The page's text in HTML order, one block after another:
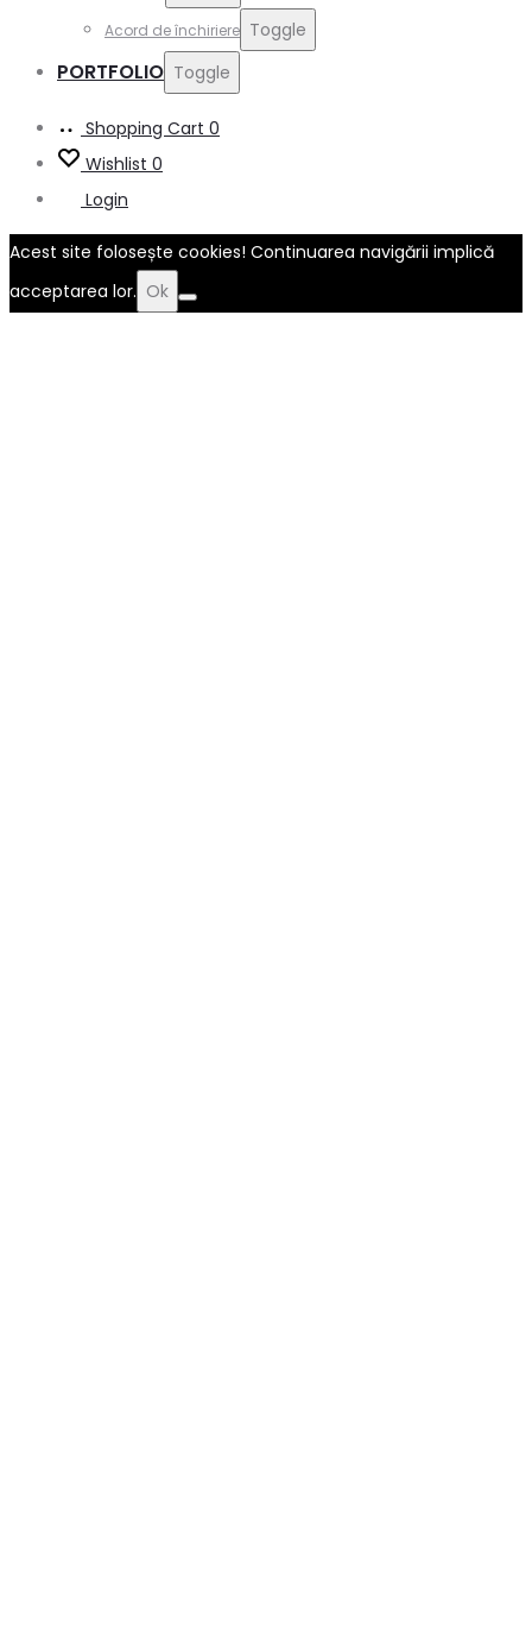
Acord de închiriere Toggle
PORTFOLIO Toggle
Shopping Cart 0
Wishlist 0
Login
Acest site folosește cookies! Continuarea navigării implică
acceptarea lor. Ok